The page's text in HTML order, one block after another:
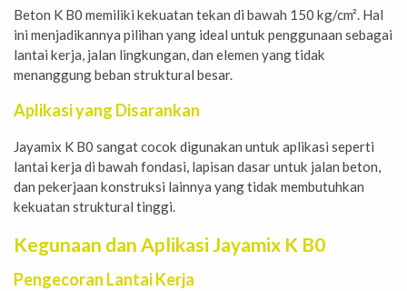
Beton K B0 memiliki kekuatan tekan di bawah 150 kg/cm². Hal
ini menjadikannya pilihan yang ideal untuk penggunaan sebagai
lantai kerja, jalan lingkungan, dan elemen yang tidak
menanggung beban struktural besar.
Aplikasi yang Disarankan
Jayamix K B0 sangat cocok digunakan untuk aplikasi seperti
lantai kerja di bawah fondasi, lapisan dasar untuk jalan beton,
dan pekerjaan konstruksi lainnya yang tidak membutuhkan
kekuatan struktural tinggi.
Kegunaan dan Aplikasi Jayamix K B0
Pengecoran Lantai Kerja